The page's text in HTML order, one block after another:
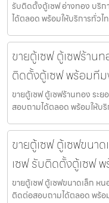
รับติดตั้งตู้เซฟ อ่างทอง บริ
ได้ตลอด พร้อมให้บริการทั่ว
ขายตู้เซฟ ตู้เซฟร้าน
ติดตั้งตู้เซฟ พร้อมที
ขายตู้เซฟ ตู้เซฟร้านทอง ระ
สอบถามได้ตลอด พร้อมให้บริ
ขายตู้เซฟ ตู้เซฟขนา
เซฟ รับติดตั้งตู้เซฟ
ขายตู้เซฟ ตู้เซฟขนาดเล็ก ห
ติดต่อสอบถามได้ตลอด พร้อ